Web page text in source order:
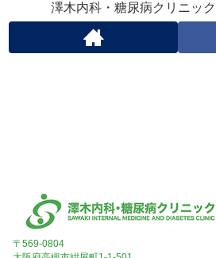
澤木内科・糖尿病クリニッ
〒569-0804